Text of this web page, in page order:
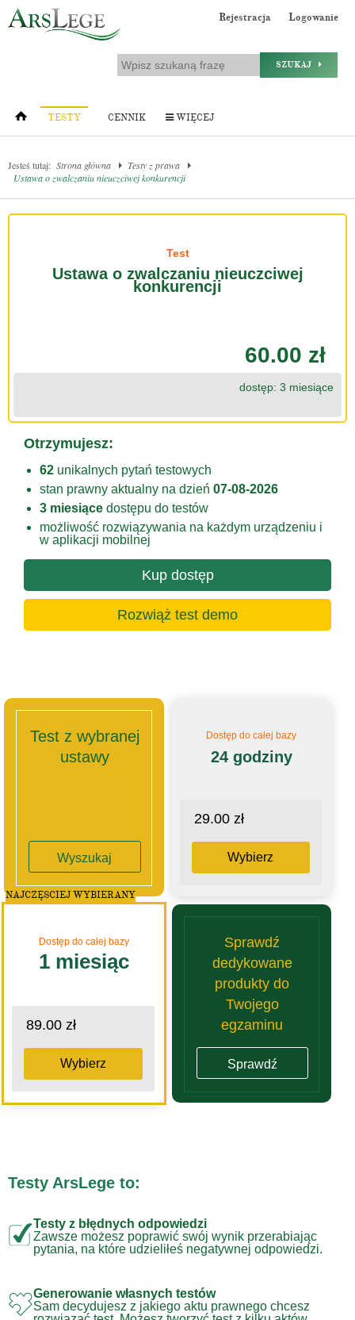
Rejestracja Logowanie
SZUKAJ
TESTY CENNIK WIĘCEJ
Jesteś tutaj: Strona główna
Testy z prawa
Ustawa o zwalczaniu nieuczciwej konkurencji
Test
Ustawa o zwalczaniu nieuczciwej
konkurencji
60.00 zł
dostęp: 3 miesiące
Otrzymujesz:
62 unikalnych pytań testowych
stan prawny aktualny na dzień 07-08-2026
3 miesiące dostępu do testów
możliwość rozwiązywania na każdym urządzeniu i
w aplikacji mobilnej
Kup dostęp
Rozwiąż test demo
Test z wybranej
ustawy
Wyszukaj
Dostęp do całej bazy
24 godziny
29.00 zł
Wybierz
Dostęp do całej bazy
1 miesiąc
89.00 zł
Wybierz
NAJCZĘSCIEJ WYBIERANY
Sprawdź
dedykowane
produkty do
Twojego
egzaminu
Sprawdź
Testy ArsLege to:
Testy z błędnych odpowiedzi
Zawsze możesz poprawić swój wynik przerabiając
pytania, na które udzieliłeś negatywnej odpowiedzi.
Generowanie własnych testów
Sam decydujesz z jakiego aktu prawnego chcesz